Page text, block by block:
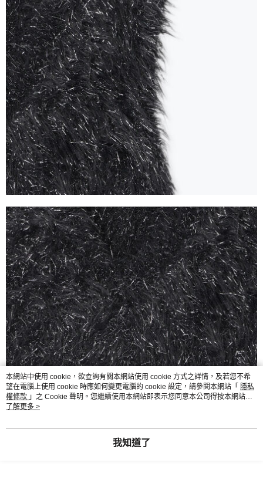
本網站中使用 cookie，欲查詢有關本網站使用 cookie 方式之詳情，及若您不希
望在電腦上使用 cookie 時應如何變更電腦的 cookie 設定，請參閱本網站「 隱私
權條款 」之 Cookie 聲明。您繼續使用本網站即表示您同意本公司得按本網站使
用條款之 Cookie 聲明使用 cookie。
了解更多 >
我知道了